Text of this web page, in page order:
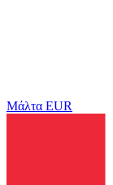
Μάλτα EUR